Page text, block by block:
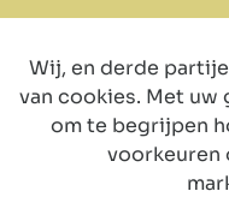
Wij, en derde
van cookies. Met
om te begrijpen
voorkeuren